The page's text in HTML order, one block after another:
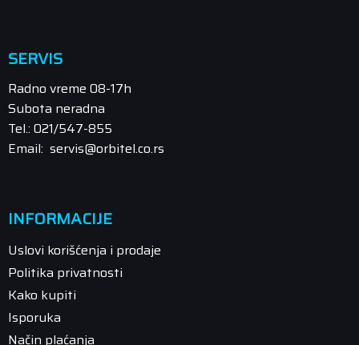
SERVIS
Radno vreme 08-17h
Subota neradna
Tel.: 021/547-855
Email: servis@orbitel.co.rs
INFORMACIJE
Uslovi korišćenja i prodaje
Politika privatnosti
Kako kupiti
Isporuka
Način plaćanja